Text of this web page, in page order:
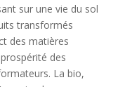
sur une vie du sol
transformés
des matières
des
La bio,